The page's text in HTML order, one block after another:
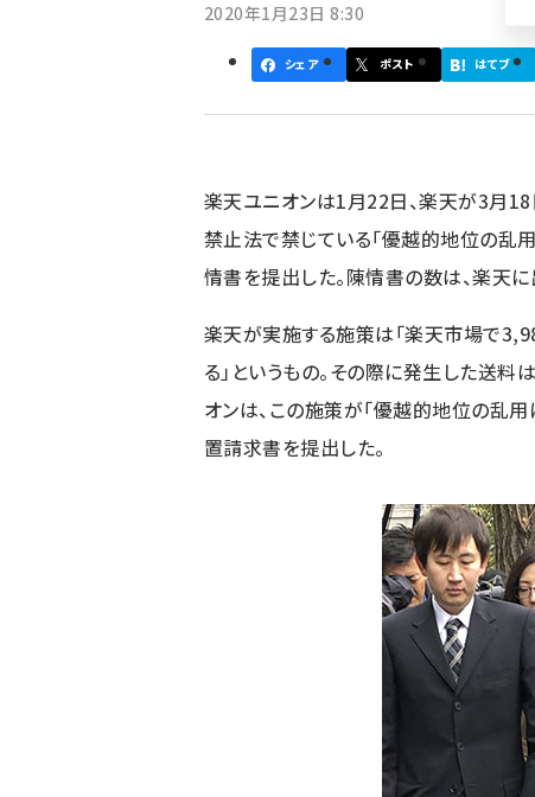
2020年1月23日 8:30
シェア ポスト はてブ
楽天ユニオンは1月22日、楽天が3月
禁止法で禁じている「優越的地位の乱
情書を提出した。陳情書の数は、楽天
楽天が実施する施策は「楽天市場で
る」というもの。その際に発生した送
オンは、この施策が「優越的地位の乱
置請求書を提出した。